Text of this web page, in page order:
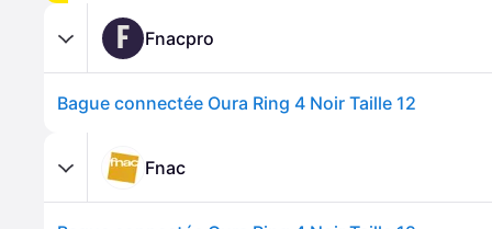
F Fnacpro
Bague connectée Oura Ring 4 Noir Taille 12
Fnac